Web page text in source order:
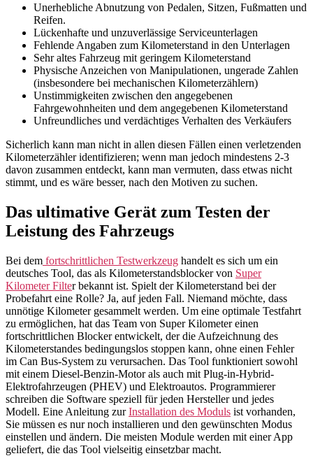
Unerhebliche Abnutzung von Pedalen, Sitzen, Fußmatten und
Reifen.
Lückenhafte und unzuverlässige Serviceunterlagen
Fehlende Angaben zum Kilometerstand in den Unterlagen
Sehr altes Fahrzeug mit geringem Kilometerstand
Physische Anzeichen von Manipulationen, ungerade Zahlen
(insbesondere bei mechanischen Kilometerzählern)
Unstimmigkeiten zwischen den angegebenen
Fahrgewohnheiten und dem angegebenen Kilometerstand
Unfreundliches und verdächtiges Verhalten des Verkäufers
Sicherlich kann man nicht in allen diesen Fällen einen verletzenden
Kilometerzähler identifizieren; wenn man jedoch mindestens 2-3
davon zusammen entdeckt, kann man vermuten, dass etwas nicht
stimmt, und es wäre besser, nach den Motiven zu suchen.
Das ultimative Gerät zum Testen der
Leistung des Fahrzeugs
Bei dem fortschrittlichen Testwerkzeug handelt es sich um ein
deutsches Tool, das als Kilometerstandsblocker von Super
Kilometer Filter bekannt ist. Spielt der Kilometerstand bei der
Probefahrt eine Rolle? Ja, auf jeden Fall. Niemand möchte, dass
unnötige Kilometer gesammelt werden. Um eine optimale Testfahrt
zu ermöglichen, hat das Team von Super Kilometer einen
fortschrittlichen Blocker entwickelt, der die Aufzeichnung des
Kilometerstandes bedingungslos stoppen kann, ohne einen Fehler
im Can Bus-System zu verursachen. Das Tool funktioniert sowohl
mit einem Diesel-Benzin-Motor als auch mit Plug-in-Hybrid-
Elektrofahrzeugen (PHEV) und Elektroautos. Programmierer
schreiben die Software speziell für jeden Hersteller und jedes
Modell. Eine Anleitung zurInstallation des Moduls ist vorhanden,
Sie müssen es nur noch installieren und den gewünschten Modus
einstellen und ändern. Die meisten Module werden mit einer App
geliefert, die das Tool vielseitig einsetzbar macht.